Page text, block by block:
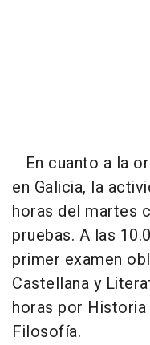
En cuanto a la
en Galicia, la
horas del martes
pruebas. A las
primer examen
Castellana y
horas por
Filosofía.